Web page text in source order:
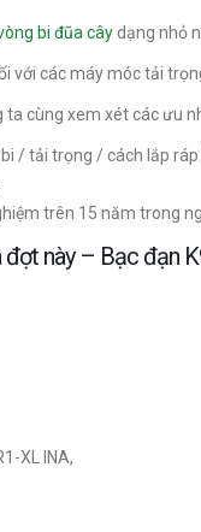
bi đũa cây dạng nhỏ
với các máy móc tải
ta cùng xem xét các ưu
/ tải trọng / cách lắp
trên 15 năm trong
đợt này – Bạc đạn
XL INA,